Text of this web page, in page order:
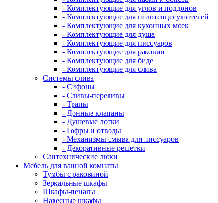
- Комплектующие для углов и поддонов
- Комплектующие для полотенцесушителей
- Комплектующие для кухонных моек
- Комплектующие для душа
- Комплектующие для писсуаров
- Комплектующие для раковин
- Комплектующие для биде
- Комплектующие для слива
Системы слива
- Сифоны
- Сливы-переливы
- Трапы
- Донные клапаны
- Душевые лотки
- Гофры и отводы
- Механизмы смыва для писсуаров
- Декоративные решетки
Сантехнические люки
Мебель для ванной комнаты
Тумбы с раковиной
Зеркальные шкафы
Шкафы-пеналы
Навесные шкафы